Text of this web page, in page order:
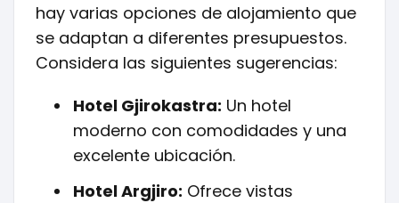
hay varias opciones de alojamiento que
se adaptan a diferentes presupuestos.
Considera las siguientes sugerencias:
Hotel Gjirokastra: Un hotel
moderno con comodidades y una
excelente ubicación.
Hotel Argjiro: Ofrece vistas